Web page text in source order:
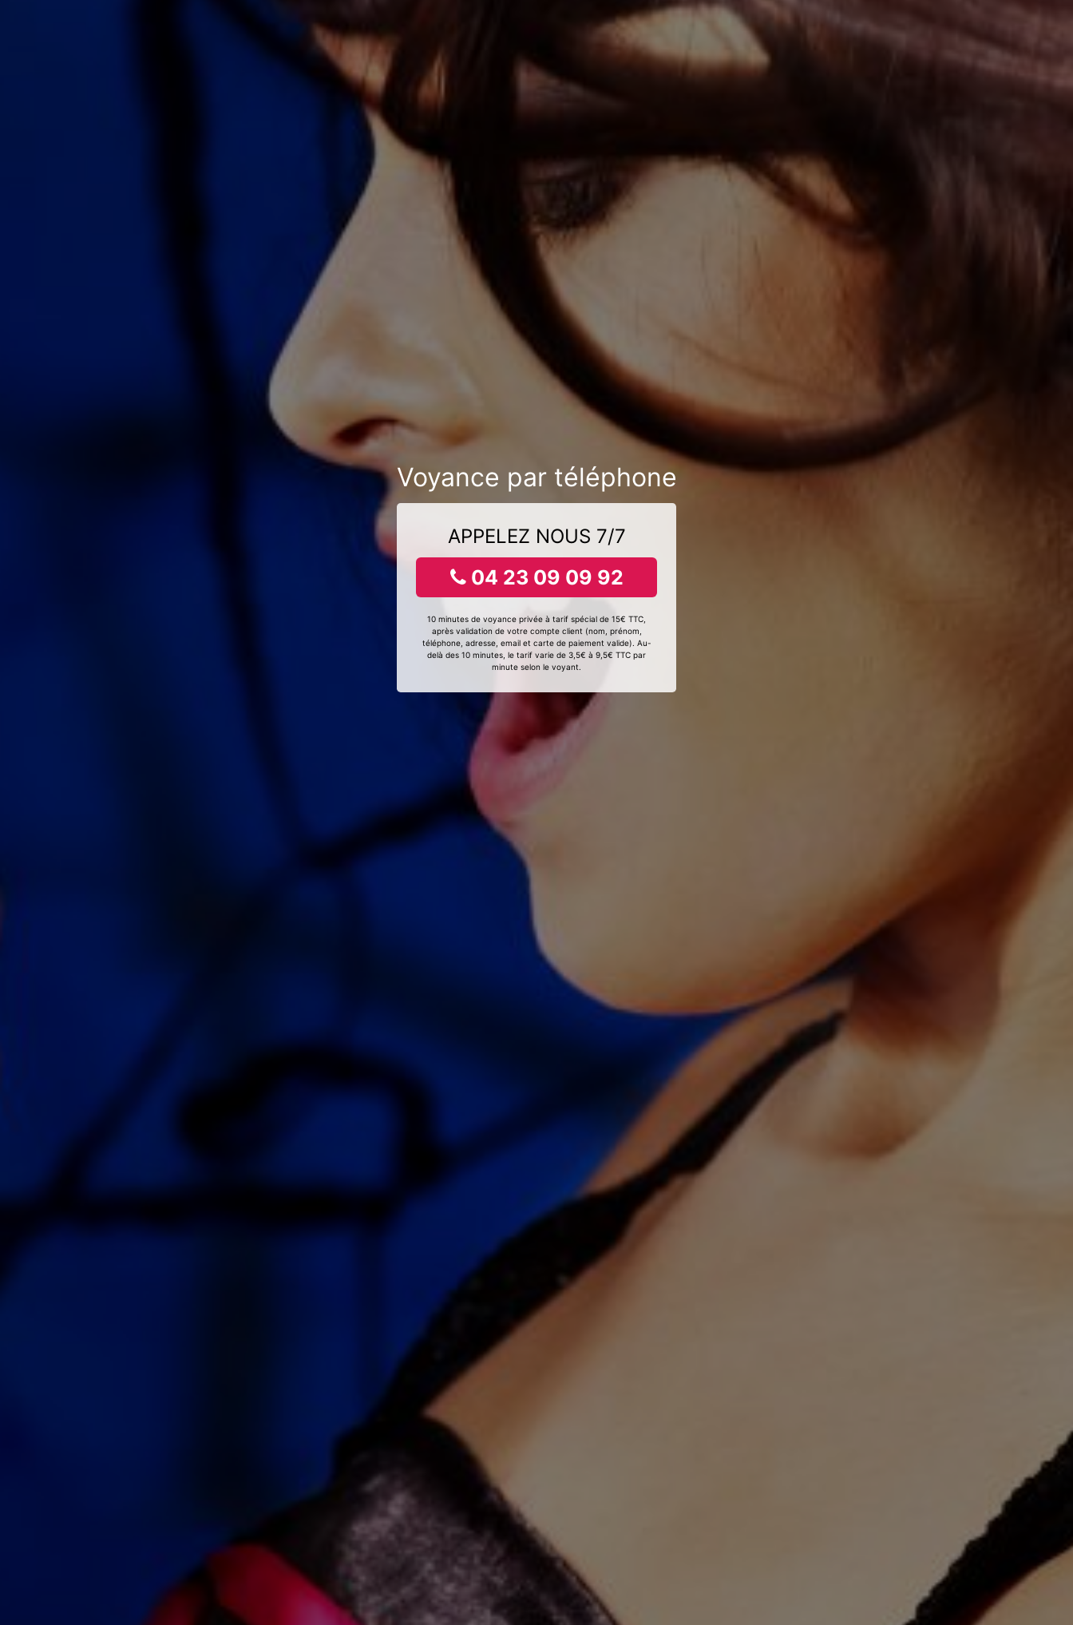
Voyance par téléphone
APPELEZ NOUS 7/7
04 23 09 09 92
10 minutes de voyance privée à tarif spécial de 15€ TTC,
après validation de votre compte client (nom, prénom,
téléphone, adresse, email et carte de paiement valide). Au-
delà des 10 minutes, le tarif varie de 3,5€ à 9,5€ TTC par
minute selon le voyant.